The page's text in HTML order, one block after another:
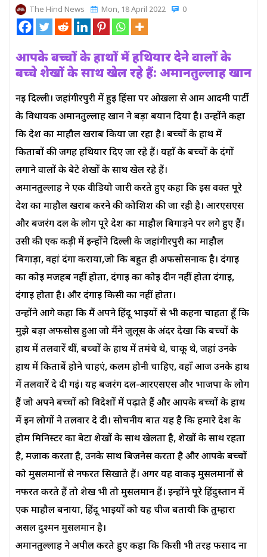
The Hind News Mon, 18 April 2022 0
आपके बच्चों के हाथों में हथियार देने वालों के
बच्चे शेखों के साथ खेल रहे हैं: अमानतुल्लाह खान
नई दिल्ली। जहांगीरपुरी में हुई हिंसा पर ओखला से आम आदमी पार्टी
के विधायक अमानतुल्लाह खान ने बड़ा बयान दिया है। उन्होंने कहा
कि देश का माहौल खराब किया जा रहा है। बच्चों के हाथ में
किताबों की जगह हथियार दिए जा रहे हैं। यहाँ के बच्चों के दंगों
लगाने वालों के बेटे शेखों के साथ खेल रहे हैं।
अमानतुल्लाह ने एक वीडियो जारी करते हुए कहा कि इस वक्त पूरे
देश का माहौल खराब करने की कोशिश की जा रही है। आरएसएस
और बजरंग दल के लोग पूरे देश का माहौल बिगाड़ने पर लगे हुए हैं।
उसी की एक कड़ी में इन्होंने दिल्ली के जहांगीरपुरी का माहौल
बिगाड़ा, वहां दंगा कराया,जो कि बहुत ही अफसोसनाक है। दंगाई
का कोई मजहब नहीं होता, दंगाई का कोई दीन नहीं होता दंगाई,
दंगाई होता है। और दंगाई किसी का नहीं होता।
उन्होंने आगे कहा कि मैं अपने हिंदू भाइयों से भी कहना चाहता हूँ कि
मुझे बड़ा अफसोस हुआ जो मैंने जुलूस के अंदर देखा कि बच्चों के
हाथ में तलवारें थीं, बच्चों के हाथ में तमंचे थे, चाकू थे, जहां उनके
हाथ में किताबें होने चाहएं, कलम होनी चाहिए, वहाँ आज उनके हाथ
में तलवारें दे दी गईं। यह बजरंग दल-आरएसएस और भाजपा के लोग
हैं जो अपने बच्चों को विदेशों में पढ़ाते हैं और आपके बच्चों के हाथ
में इन लोगों ने तलवार दे दी। सोचनीय बात यह है कि हमारे देश के
होम मिनिस्टर का बेटा शेखों के साथ खेलता है, शेखों के साथ रहता
है, मजाक करता है, उनके साथ बिजनेस करता है और आपके बच्चों
को मुसलमानों से नफरत सिखाते हैं। अगर यह वाकई मुसलमानों से
नफरत करते हैं तो शेख भी तो मुसलमान हैं। इन्होंने पूरे हिंदुस्तान में
एक माहौल बनाया, हिंदू भाइयों को यह चीज बतायी कि तुम्हारा
असल दुश्मन मुसलमान है।
अमानतुल्लाह ने अपील करते हुए कहा कि किसी भी तरह फसाद ना